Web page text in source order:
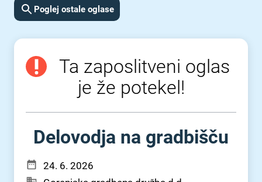
Poglej ostale oglase
Ta zaposlitveni oglas
je že potekel!
Delovodja na gradbišču
24. 6. 2026